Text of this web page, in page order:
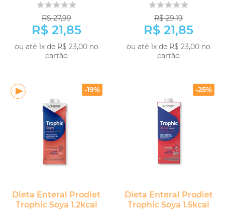
R$ 27,99
R$ 21,85
ou até 1x de R$ 23,00 no
cartão
R$ 29,19
R$ 21,85
ou até 1x de R$ 23,00 no
cartão
-19%
Dieta Enteral Prodiet
Trophic Soya 1.2kcal
-25%
Dieta Enteral Prodiet
Trophic Soya 1.5kcal